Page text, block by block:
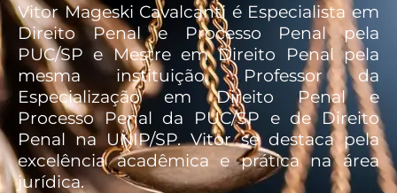
Vitor Mageski Cavalcanti é Especialista em
Direito Penal e Processo Penal pela
PUC/SP e Mestre em Direito Penal pela
mesma instituição. Professor da
Especialização em Direito Penal e
Processo Penal da PUC/SP e de Direito
Penal na UNIP/SP. Vitor se destaca pela
excelência acadêmica e prática na área
jurídica.